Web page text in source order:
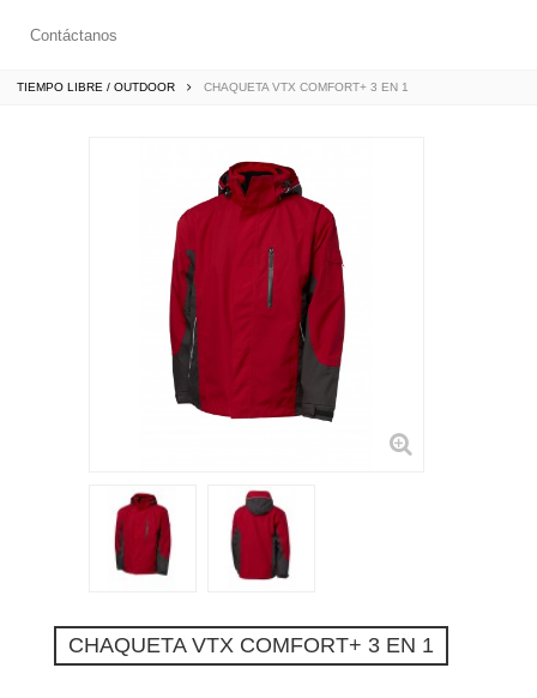
Contáctanos
TIEMPO LIBRE / OUTDOOR CHAQUETA VTX COMFORT+ 3 EN 1
CHAQUETA VTX COMFORT+ 3 EN 1